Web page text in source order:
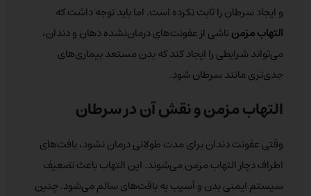
و ایجاد سرطان را ثابت نکرده است. اما باید توجه داشت که
التهاب مزمنناشی از عفونت‌های درمان‌نشده دهان و دندان،
می‌تواند شرایطی را ایجاد کند که بدن مستعد بیماری‌های
جدی‌تری مانند سرطان شود.
التهاب مزمن و نقش آن در سرطان
وقتی عفونت دندان برای مدت طولانی درمان نشود، بافت‌های
اطراف دچار التهاب مزمن می‌شوند. این التهاب باعث تضعیف
سیستم ایمنی بدن و آسیب به بافت‌های سالم می‌شود. چنین